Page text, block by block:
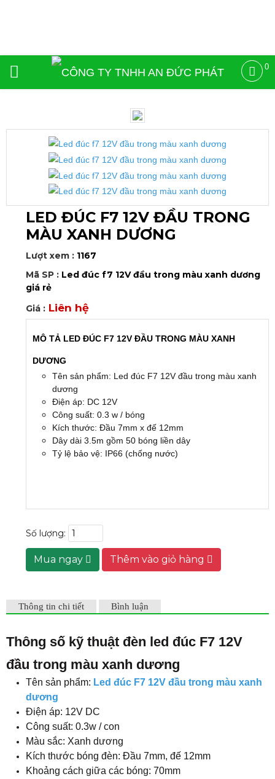
0
LED ĐÚC F7 12V ĐẦU TRONG
MÀU XANH DƯƠNG
Lượt xem : 1167
Mã SP : Led đúc f7 12V đầu trong màu xanh dương
giá rẻ
Giá : Liên hệ
MÔ TẢ LED ĐÚC F7 12V ĐẦU TRONG MÀU XANH
DƯƠNG
Tên sản phẩm: Led đúc F7 12V đầu trong màu xanh
dương
Điện áp: DC 12V
Công suất: 0.3 w / bóng
Kích thước: Đầu 7mm x đế 12mm
Dây dài 3.5m gồm 50 bóng liền dây
Tỷ lệ bảo vệ: IP66 (chống nước)
Số lượng:
Mua ngay Thêm vào giỏ hàng
Thông tin chi tiết Bình luận
Thông số kỹ thuật đèn led đúc F7 12V
đầu trong màu xanh dương
Tên sản phẩm: Led đúc F7 12V đầu trong màu xanh
dương
Điện áp: 12V DC
Công suất: 0.3w / con
Màu sắc: Xanh dương
Kích thước bóng đèn: Đầu 7mm, đế 12mm
Khoảng cách giữa các bóng: 70mm